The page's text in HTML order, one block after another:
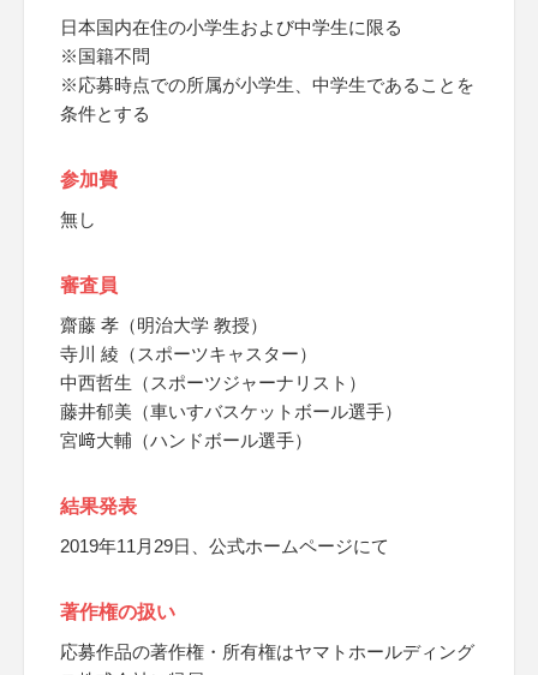
日本国内在住の小学生および中学生に限る
※国籍不問
※応募時点での所属が小学生、中学生であることを
条件とする
参加費
無し
審査員
齋藤 孝（明治大学 教授）
寺川 綾（スポーツキャスター）
中西哲生（スポーツジャーナリスト）
藤井郁美（車いすバスケットボール選手）
宮﨑大輔（ハンドボール選手）
結果発表
2019年11月29日、公式ホームページにて
著作権の扱い
応募作品の著作権・所有権はヤマトホールディング